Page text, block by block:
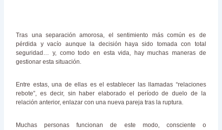
Tras una separación amorosa, el sentimiento más común es de
pérdida y vacío aunque la decisión haya sido tomada con total
seguridad… y, como todo en esta vida, hay muchas maneras de
gestionar esta situación.
Entre estas, una de ellas es el establecer las llamadas “relaciones
rebote”, es decir, sin haber elaborado el período de duelo de la
relación anterior, enlazar con una nueva pareja tras la ruptura.
Muchas personas funcionan de este modo, consciente o